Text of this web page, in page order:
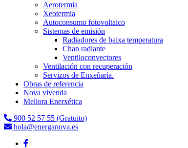
Aerotermia
Xeotermia
Autoconsumo fotovoltaico
Sistemas de emisión
Radiadores de baixa temperatura
Chan radiante
Ventiloconvectores
Ventilación con recuperación
Servizos de Enxeñaría.
Obras de referencia
Nova vivenda
Mellora Enerxética
900 52 57 55 (Gratuito)
hola@energanova.es